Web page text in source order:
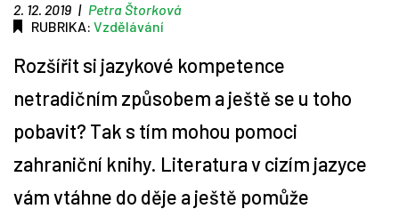
Seriály
Tipy
2. 12. 2019 | Petra Štorková
RUBRIKA: Vzdělávání
Rozšířit si jazykové kompetence
netradičním způsobem a ještě se u toho
pobavit? Tak s tím mohou pomoci
zahraniční knihy. Literatura v cizím jazyce
vám vtáhne do děje a ještě pomůže